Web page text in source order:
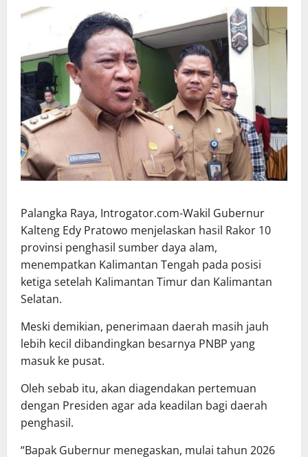
Palangka Raya, Introgator.com-Wakil Gubernur
Kalteng Edy Pratowo menjelaskan hasil Rakor 10
provinsi penghasil sumber daya alam,
menempatkan Kalimantan Tengah pada posisi
ketiga setelah Kalimantan Timur dan Kalimantan
Selatan.
Meski demikian, penerimaan daerah masih jauh
lebih kecil dibandingkan besarnya PNBP yang
masuk ke pusat.
Oleh sebab itu, akan diagendakan pertemuan
dengan Presiden agar ada keadilan bagi daerah
penghasil.
“Bapak Gubernur menegaskan, mulai tahun 2026